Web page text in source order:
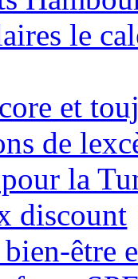
le
et
de
la
discount
être